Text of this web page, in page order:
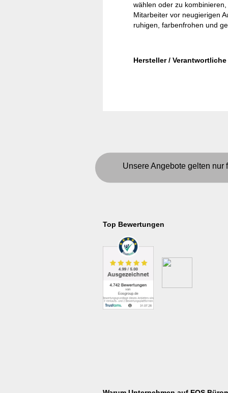
wählen oder zu
Mitarbeiter vor neugierigen
ruhigen, farbenfrohen und
Hersteller / Verantwortliche
Unsere Angebote gelten
Top Bewertungen